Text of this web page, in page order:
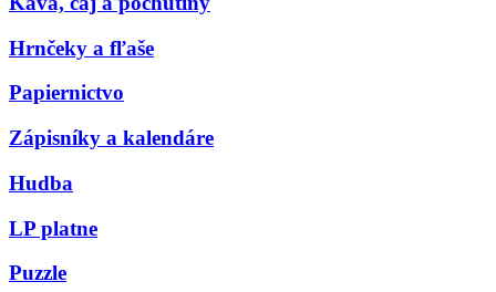
Hrnčeky a fľaše
Papiernictvo
Zápisníky a kalendáre
Hudba
LP platne
Puzzle